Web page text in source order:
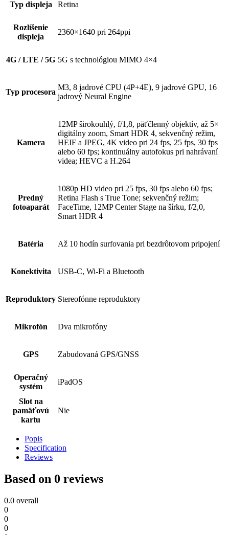
Typ displeja Retina
Rozlíšenie
displeja
2360×1640 pri 264ppi
4G / LTE / 5G 5G s technológiou MIMO 4×4
Typ procesora
M3, 8 jadrové CPU (4P+4E), 9 jadrové GPU, 16
jadrový Neural Engine
Kamera
12MP širokouhlý, f/1,8, päťčlenný objektív, až 5×
digitálny zoom, Smart HDR 4, sekvenčný režim,
HEIF a JPEG, 4K video pri 24 fps, 25 fps, 30 fps
alebo 60 fps; kontinuálny autofokus pri nahrávaní
videa; HEVC a H.264
Predný
fotoaparát
1080p HD video pri 25 fps, 30 fps alebo 60 fps;
Retina Flash s True Tone; sekvenčný režim;
FaceTime, 12MP Center Stage na šírku, f/2,0,
Smart HDR 4
Batéria Až 10 hodín surfovania pri bezdrôtovom pripojení
Konektivita USB-C, Wi-Fi a Bluetooth
Reproduktory Stereofónne repro­duktory
Mikrofón Dva mikrofóny
GPS Zabudovaná GPS/GNSS
Operačný
systém
iPadOS
Slot na
pamäťovú
kartu
Nie
Popis
Specification
Reviews
Based on 0 reviews
0.0 overall
0
0
0